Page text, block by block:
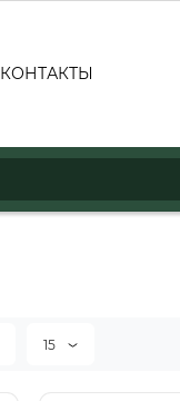
КОНТАКТЫ
15